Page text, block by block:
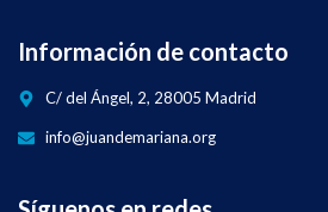
Información de contacto
C/ del Ángel, 2, 28005 Madrid
info@juandemariana.org